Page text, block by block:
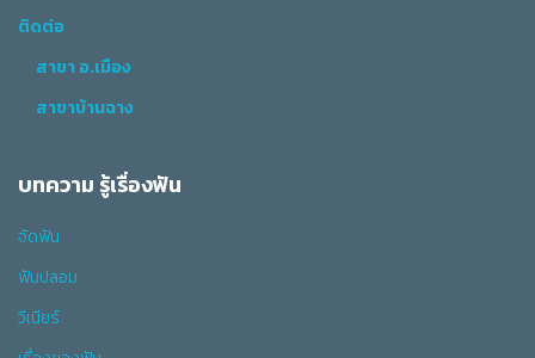
ติดต่อ
สาขา อ.เมือง
สาขาบ้านฉาง
บทความ รู้เรื่องฟัน
จัดฟัน
ฟันปลอม
วีเนียร์